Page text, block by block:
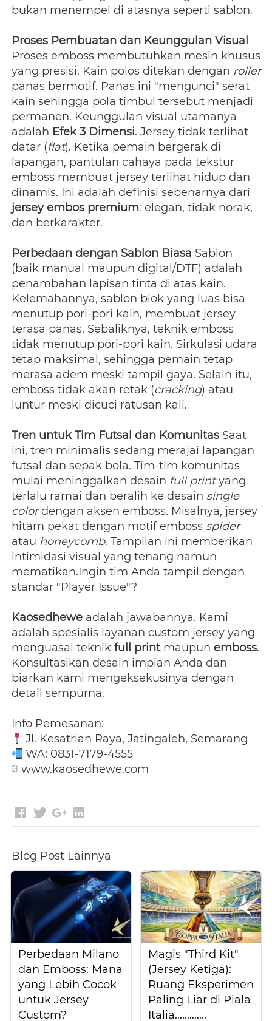
bukan menempel di atasnya seperti sablon.
Proses Pembuatan dan Keunggulan Visual
Proses emboss membutuhkan mesin khusus
yang presisi. Kain polos ditekan dengan roller
panas bermotif. Panas ini "mengunci" serat
kain sehingga pola timbul tersebut menjadi
permanen. Keunggulan visual utamanya
adalah Efek 3 Dimensi. Jersey tidak terlihat
datar (flat). Ketika pemain bergerak di
lapangan, pantulan cahaya pada tekstur
emboss membuat jersey terlihat hidup dan
jersey embos premium: elegan, tidak norak,
dan berkarakter.
Perbedaan dengan Sablon Biasa Sablon
(baik manual maupun digital/DTF) adalah
penambahan lapisan tinta di atas kain.
Kelemahannya, sablon blok yang luas bisa
menutup pori-pori kain, membuat jersey
terasa panas. Sebaliknya, teknik emboss
tidak menutup pori-pori kain. Sirkulasi udara
tetap maksimal, sehingga pemain tetap
merasa adem meski tampil gaya. Selain itu,
emboss tidak akan retak (cracking) atau
luntur meski dicuci ratusan kali.
Tren untuk Tim Futsal dan Komunitas Saat
ini, tren minimalis sedang merajai lapangan
futsal dan sepak bola. Tim-tim komunitas
mulai meninggalkan desain full print yang
terlalu ramai dan beralih ke desain single
color dengan aksen emboss. Misalnya, jersey
hitam pekat dengan motif emboss spider
atau honeycomb. Tampilan ini memberikan
intimidasi visual yang tenang namun
mematikan.Ingin tim Anda tampil dengan
standar "Player Issue"?
Kaosedhewe adalah jawabannya. Kami
adalah spesialis layanan custom jersey yang
menguasai teknik full print maupun emboss.
Konsultasikan desain impian Anda dan
biarkan kami mengeksekusinya dengan
detail sempurna.
Info Pemesanan:
Jl. Kesatrian Raya, Jatingaleh, Semarang
WA: 0831-7179-4555
www.kaosedhewe.com
Blog Post Lainnya
Perbedaan Milano
dan Emboss: Mana
yang Lebih Cocok
untuk Jersey
Custom?
Magis "Third Kit"
(Jersey Ketiga):
Ruang Eksperimen
Paling Liar di Piala
Italia.............